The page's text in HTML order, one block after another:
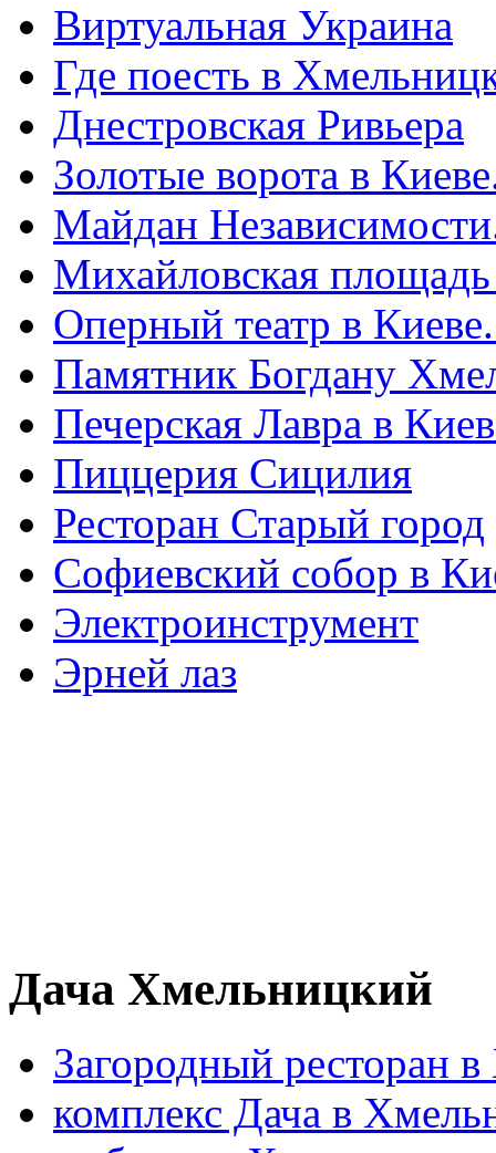
Виртуальная Украина
Где поесть в
Днестровская Ривьера
Золотые ворота в
Майдан
Михайловская
Оперный театр в
Памятник Богдану
Печерская Лавра в
Пиццерия Сицилия
Ресторан Старый город
Софиевский собор в
Электроинструмент
Эрней лаз
Дача Хмельницкий
Загородный ресторан
комплекс Дача в